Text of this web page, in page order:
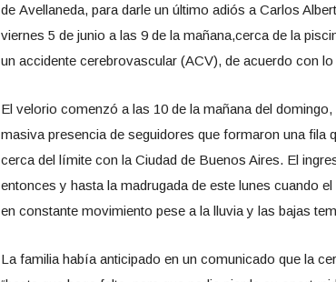
de Avellaneda, para darle un último adiós a Carlos
viernes 5 de junio a las 9 de la mañana,cerca de la
un accidente cerebrovascular (ACV), de acuerdo con
El velorio comenzó a las 10 de la mañana del
masiva presencia de seguidores que formaron una fila
cerca del límite con la Ciudad de Buenos Aires. El
entonces y hasta la madrugada de este lunes cuando
en constante movimiento pese a la lluvia y las bajas
La familia había anticipado en un comunicado que la